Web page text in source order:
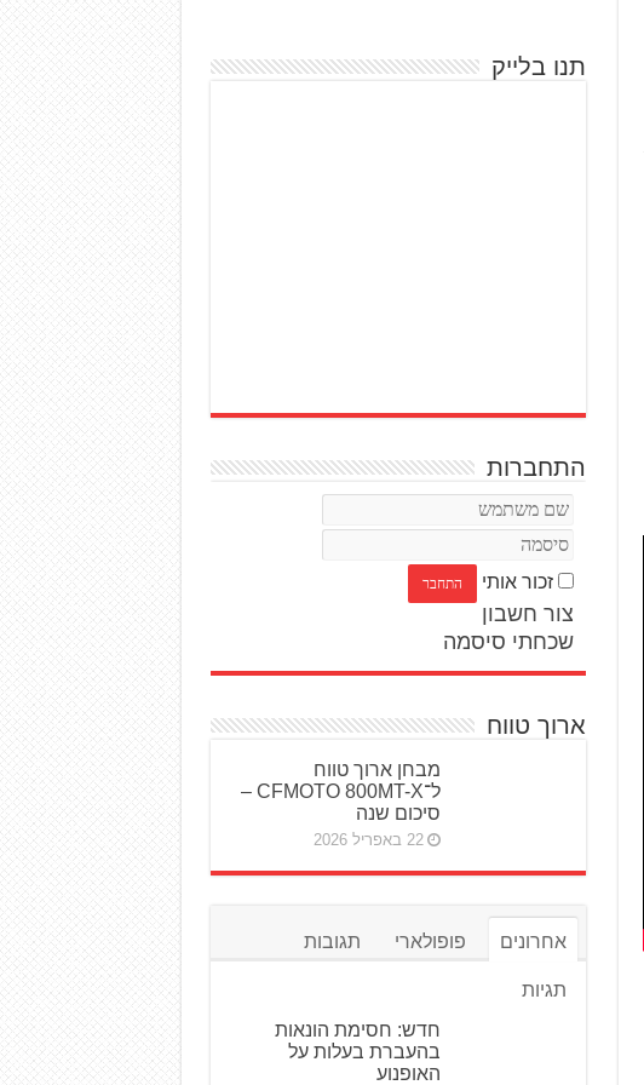
תנו בלייק
התחברות
זכור אותי
צור חשבון
שכחתי סיסמה
ארוך טווח
מבחן ארוך טווח
ל־CFMOTO 800MT-X –
סיכום שנה
22 באפריל 2026
אחרונים פופולארי תגובות
תגיות
חדש: חסימת הונאות
בהעברת בעלות על
האופנוע